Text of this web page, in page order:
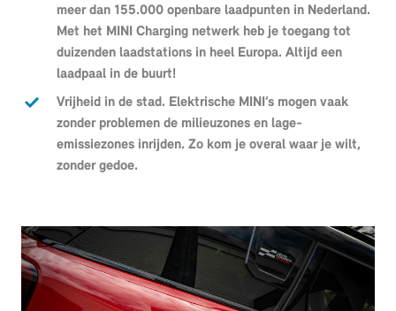
meer dan 155.000 openbare laadpunten in Nederland.
Met het MINI Charging netwerk heb je toegang tot
duizenden laadstations in heel Europa. Altijd een
laadpaal in de buurt!
Vrijheid in de stad. Elektrische MINI’s mogen vaak
zonder problemen de milieuzones en lage-
emissiezones inrijden. Zo kom je overal waar je wilt,
zonder gedoe.